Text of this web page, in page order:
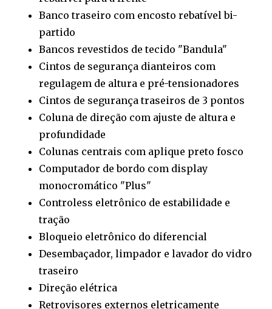
Banco traseiro com encosto rebatível bi-
partido
Bancos revestidos de tecido "Bandula"
Cintos de segurança dianteiros com
regulagem de altura e pré-tensionadores
Cintos de segurança traseiros de 3 pontos
Coluna de direção com ajuste de altura e
profundidade
Colunas centrais com aplique preto fosco
Computador de bordo com display
monocromático "Plus"
Controless eletrônico de estabilidade e
tração
Bloqueio eletrônico do diferencial
Desembaçador, limpador e lavador do vidro
traseiro
Direção elétrica
Retrovisores externos eletricamente